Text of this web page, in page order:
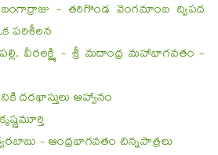
- తరిగొండ వెంగమాంబ ద్విపద
పరిశీలన
వీరలక్ష్మి - శ్రీ మదాంధ్ర మహాభాగవతం -
దరఖాస్తులు ఆహ్వానం
- ఆంధ్రభాగవతం చిన్నపాత్రలు